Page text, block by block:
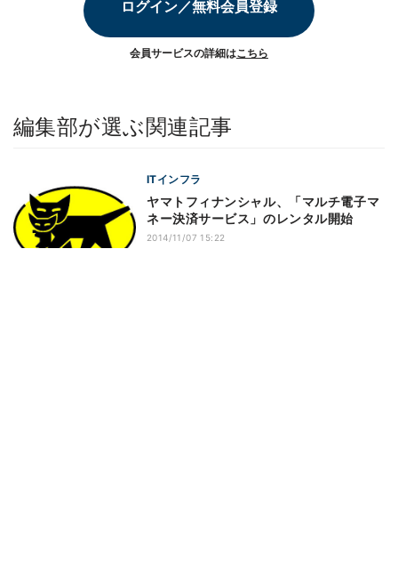
ログイン／無料会員登録
会員サービスの詳細はこちら
編集部が選ぶ関連記事
ITインフラ
ヤマトフィナンシャル、「マルチ電子マ
ネー決済サービス」のレンタル開始
2014/11/07 15:22